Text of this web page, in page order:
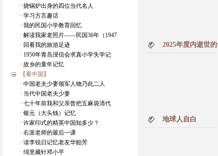
· 烧锅炉出身的四位当代名人
· 学习方言趣话
· 我的民国小学教育回忆
· 解读我家老照片——民国36年（1947
· 回看我的旅游足迹
· 1950年青岛浸信会求真小学失学记
· 故乡的童年记忆
【看中国】
· 中国老夫少妻领军人物乃此二人
· 当代中国老夫少妻
· 七十年前我和父亲曾把五麻袋清代
· 银元（大头钱）记忆
· 许家印式的精英中国知多少？
· 右派老师的最后一课
· 读李锐日记忆老友华贻芳
· 绵里藏针邓小平
2025年度内逝世
地球人自白